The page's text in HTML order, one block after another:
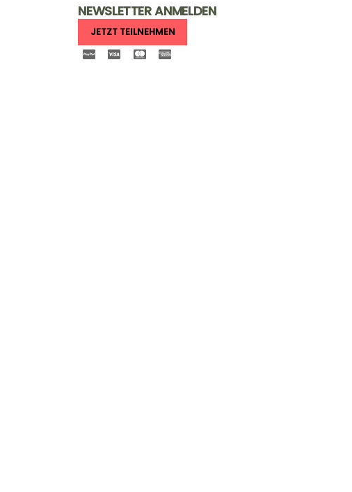
NEWSLETTER ANMELDEN
JETZT TEILNEHMEN